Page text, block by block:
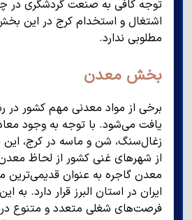
توجه کافی به صنعت گردشگری در
اشتغال و استخدام کرج در این
مطلوبی ندارد.
بخش معدن
برخی از مواد معدنی مهم کشور در
یافت می‌شود. با توجه به وجود
زغال‌سنگ، شن و ماسه در کرج، این
از شهرهای غنی کشور از لحاظ
معدن گاجره به عنوان
ایران در استان البرز قرار دارد. به
فرصت‌های شغلی متعدد و متنوع در